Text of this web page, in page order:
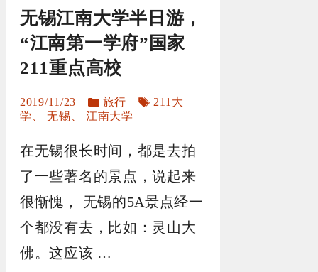
无锡江南大学半日游，
“江南第一学府”国家
211重点高校
2019/11/23
分
类
旅行
标
211大
学
、无锡 江南大学
在无锡很长时间，都是去拍
了一些著名的景点，说起来
很惭愧， 无锡的5A景点经一
个都没有去，比如：灵山大
佛。这应该 …